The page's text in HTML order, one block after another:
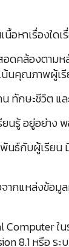
นื้อหาเรื่องใ
ดคล้องตา
น้นคุณภาพผู้เ
ทักษะชีวิต แ
อยู่อย่าง พ
บผู้เรียน
แหล่งข้อมู
ใน
8.1 หรือ ระ